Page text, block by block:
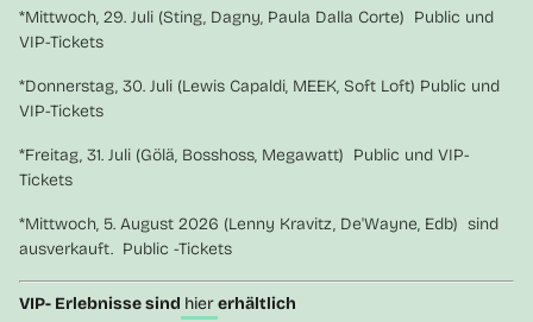
*Mittwoch, 29. Juli (Sting, Dagny, Paula Dalla Corte) Public und
VIP-Tickets
*Donnerstag, 30. Juli (Lewis Capaldi, MEEK, Soft Loft) Public und
VIP-Tickets
*Freitag, 31. Juli (Gölä, Bosshoss, Megawatt) Public und VIP-
Tickets
*Mittwoch, 5. August 2026 (Lenny Kravitz, De'Wayne, Edb) sind
ausverkauft. Public -Tickets
VIP- Erlebnisse sind hiererhältlich